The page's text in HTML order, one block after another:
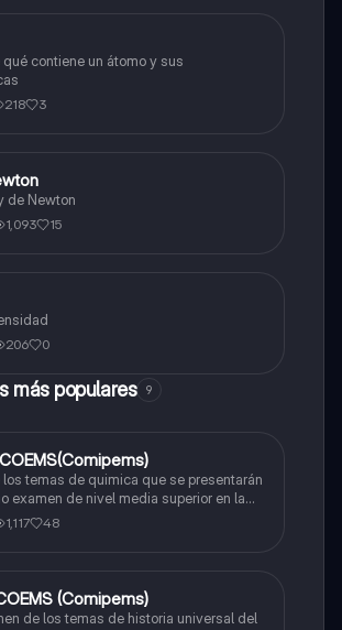
qué contiene un átomo y sus
218 3
de Newton
1,093 15
206 0
más populares 9
los temas de quimica que se presentarán
examen de nivel media superior en la
de el valle de México
1,117 48
(Comipems)
de los temas de historia universal del